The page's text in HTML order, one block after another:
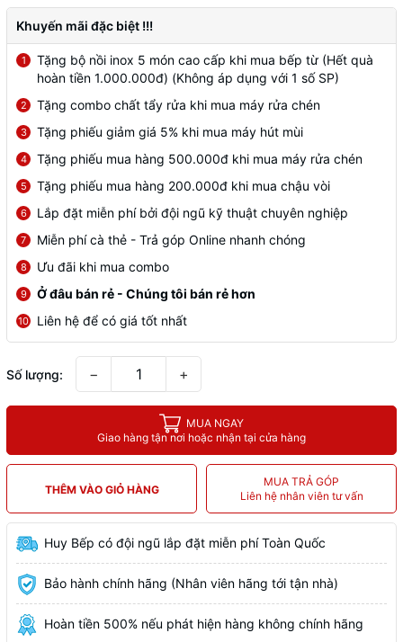
Khuyến mãi đặc biệt !!!
1
Tặng bộ nồi inox 5 món cao cấp khi mua bếp từ (Hết quà
hoàn tiền 1.000.000đ) (Không áp dụng với 1 số SP)
2 Tặng combo chất tẩy rửa khi mua máy rửa chén
3 Tặng phiếu giảm giá 5% khi mua máy hút mùi
4 Tặng phiếu mua hàng 500.000đ khi mua máy rửa chén
5 Tặng phiếu mua hàng 200.000đ khi mua chậu vòi
6 Lắp đặt miễn phí bởi đội ngũ kỹ thuật chuyên nghiệp
7 Miễn phí cà thẻ - Trả góp Online nhanh chóng
8 Ưu đãi khi mua combo
9 Ở đâu bán rẻ - Chúng tôi bán rẻ hơn
10 Liên hệ để có giá tốt nhất
Số lượng: − +
MUA NGAY
Giao hàng tận nơi hoặc nhận tại cửa hàng
THÊM VÀO GIỎ HÀNG
MUA TRẢ GÓP
Liên hệ nhân viên tư vấn
Huy Bếp có đội ngũ lắp đặt miễn phí Toàn Quốc
Bảo hành chính hãng (Nhân viên hãng tới tận nhà)
Hoàn tiền 500% nếu phát hiện hàng không chính hãng